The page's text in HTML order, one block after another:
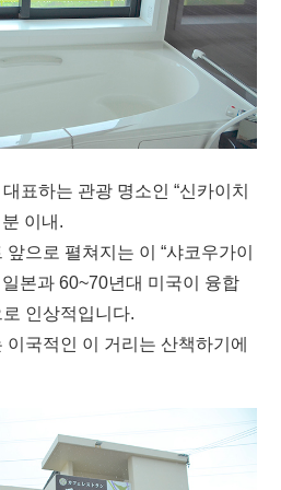
표하는 관광 명소인 “신카이치
이내.
으로 펼쳐지는 이 “샤코우가이
본과 60~70년대 미국이 융합
인상적입니다.
국적인 이 거리는 산책하기에